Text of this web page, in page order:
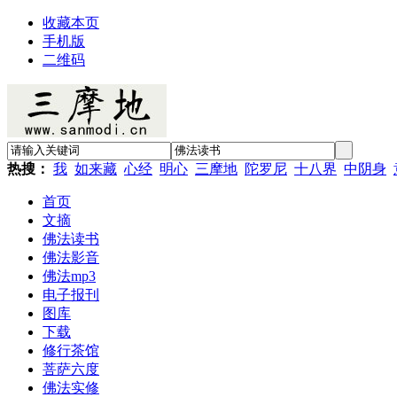
收藏本页
手机版
二维码
热搜： 我 如来藏 心经 明心 三摩地 陀罗尼 十八界 中阴身
首页
文摘
佛法读书
佛法影音
佛法mp3
电子报刊
图库
下载
修行茶馆
菩萨六度
佛法实修